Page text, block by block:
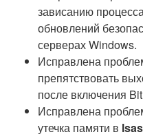
зависанию
обновлений
серверах Windows.
Исправлена
препятствовать
после включения
Исправлена
утечка памяти в